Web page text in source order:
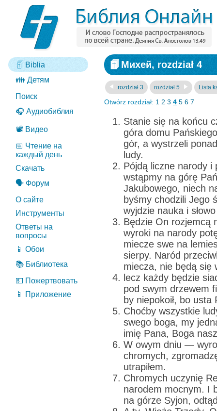
Biblia
👪 Детям
Поиск
🎧 Аудиобиблия
📽️ Видео
📅 Чтение на
каждый день
Скачать
🗣️ Форум
О сайте
Инструменты
Ответы на
вопросы
📱 Обои
📚 Библиотека
💵 Пожертвовать
📱 Приложение
Михей, rozdział 4
rozdział 3 rozdział 5 Lista
Otwórz rozdział: 1 2 3 4 5 6 7
Stanie się na końcu
góra domu
gór, a wystrzeli
ludy.
Pójdą liczne narody i
wstąpmy na górę
Jakubowego, niech
byśmy chodzili Jego
wyjdzie nauka i
Będzie On rozjemcą
wyroki na narody
miecze swe na
sierpy. Naród
miecza, nie będą się
lecz każdy będzie
pod swym drzewem
by niepokoił, bo usta
Choćby wszystkie
swego boga, my
imię Pana, Boga
W owym dniu —
chromych,
utrapiłem.
Chromych uczynię
narodem mocnym. I
na górze Syjon,